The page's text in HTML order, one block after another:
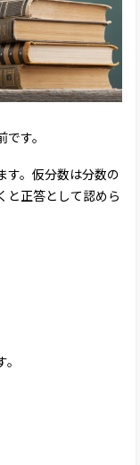
す。
す。仮分数は分数の
と正答として認めら